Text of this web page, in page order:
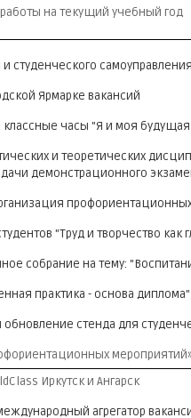
на текущий учебный год
студенческого самоуправления
Ярмарке вакансий
классные часы "Я и моя
и теоретических
демонстрационного
"Труд и творчество
собрание на тему:
практика - основа диплома"
стенда для
Иркутск и Ангарск
агрегатор